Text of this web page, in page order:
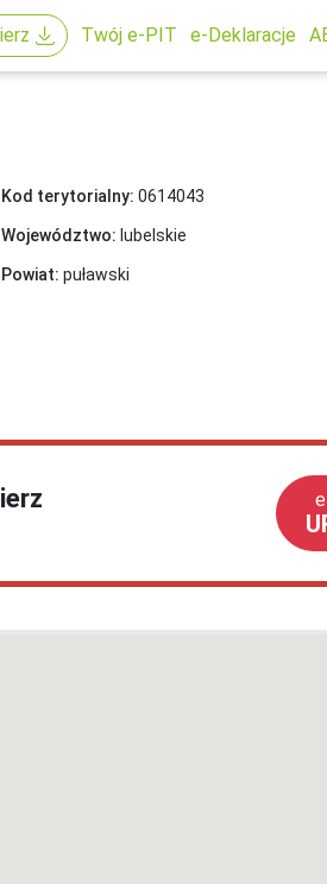
Twój e-PIT e-Deklaracje
Kod terytorialny: 0614043
Województwo: lubelskie
Powiat: puławski